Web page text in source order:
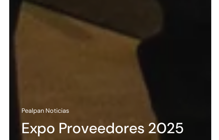
Pealpan Noticias
Expo Proveedores 2025